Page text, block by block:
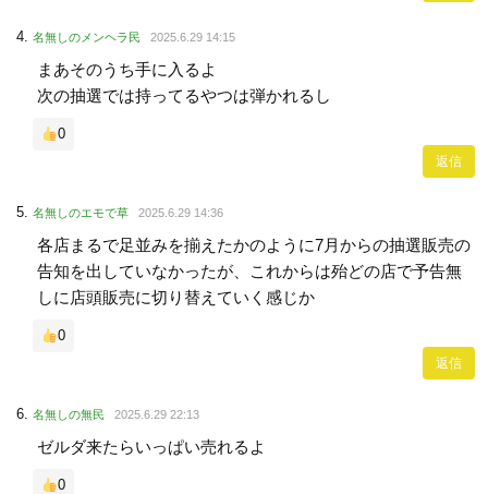
名無しのメンヘラ民 2025.6.29 14:15
まあそのうち手に入るよ
次の抽選では持ってるやつは弾かれるし
0
返信
名無しのエモで草 2025.6.29 14:36
各店まるで足並みを揃えたかのように7月からの抽選販売の
告知を出していなかったが、これからは殆どの店で予告無
しに店頭販売に切り替えていく感じか
0
返信
名無しの無民 2025.6.29 22:13
ゼルダ来たらいっぱい売れるよ
0